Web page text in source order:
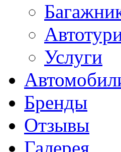
Услуги
Бренды
Отзывы